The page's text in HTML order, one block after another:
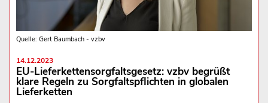
Quelle: Gert Baumbach - vzbv
14.12.2023
EU-Lieferkettensorgfaltsgesetz: vzbv begrüßt
klare Regeln zu Sorgfaltspflichten in globalen
Lieferketten